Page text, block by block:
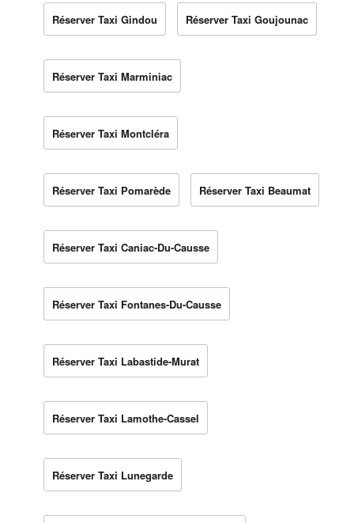
Réserver Taxi Gindou Réserver Taxi Goujounac
Réserver Taxi Marminiac
Réserver Taxi Montcléra
Réserver Taxi Pomarède Réserver Taxi Beaumat
Réserver Taxi Caniac-Du-Causse
Réserver Taxi Fontanes-Du-Causse
Réserver Taxi Labastide-Murat
Réserver Taxi Lamothe-Cassel
Réserver Taxi Lunegarde